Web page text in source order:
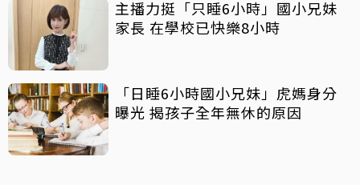
主播力挺「只睡6小時」國小兄妹
家長 在學校已快樂8小時
「日睡6小時國小兄妹」虎媽身分
曝光 揭孩子全年無休的原因